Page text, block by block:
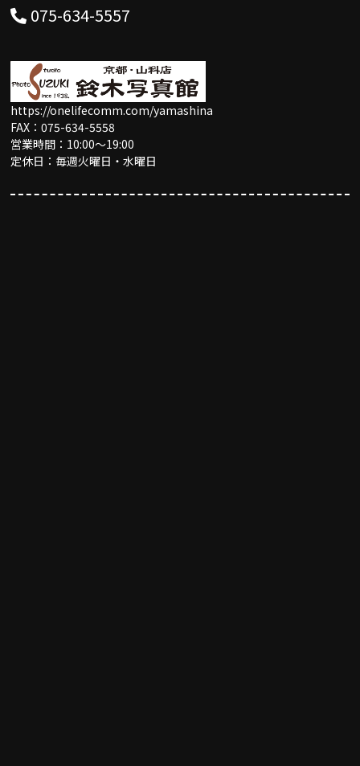
075-634-5557
https://onelifecomm.com/yamashina
FAX：075-634-5558
営業時間：10:00〜19:00
定休日：毎週火曜日・水曜日